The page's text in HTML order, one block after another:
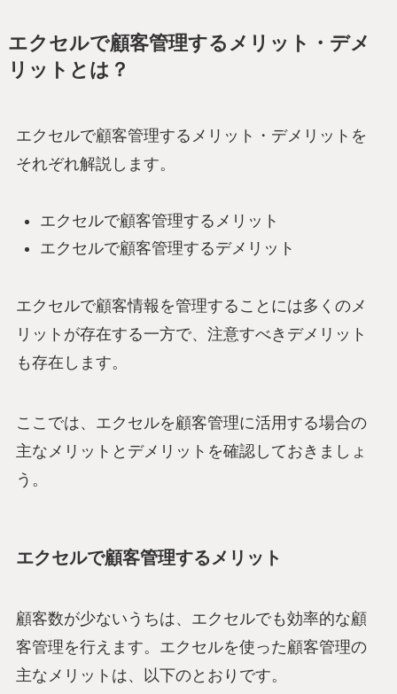
エクセルで顧客管理するメリット・デメ
リットとは？
エクセルで顧客管理するメリット・デメリットを
それぞれ解説します。
エクセルで顧客管理するメリット
エクセルで顧客管理するデメリット
エクセルで顧客情報を管理することには多くのメ
リットが存在する一方で、注意すべきデメリット
も存在します。
ここでは、エクセルを顧客管理に活用する場合の
主なメリットとデメリットを確認しておきましょ
う。
エクセルで顧客管理するメリット
顧客数が少ないうちは、エクセルでも効率的な顧
客管理を行えます。エクセルを使った顧客管理の
主なメリットは、以下のとおりです。